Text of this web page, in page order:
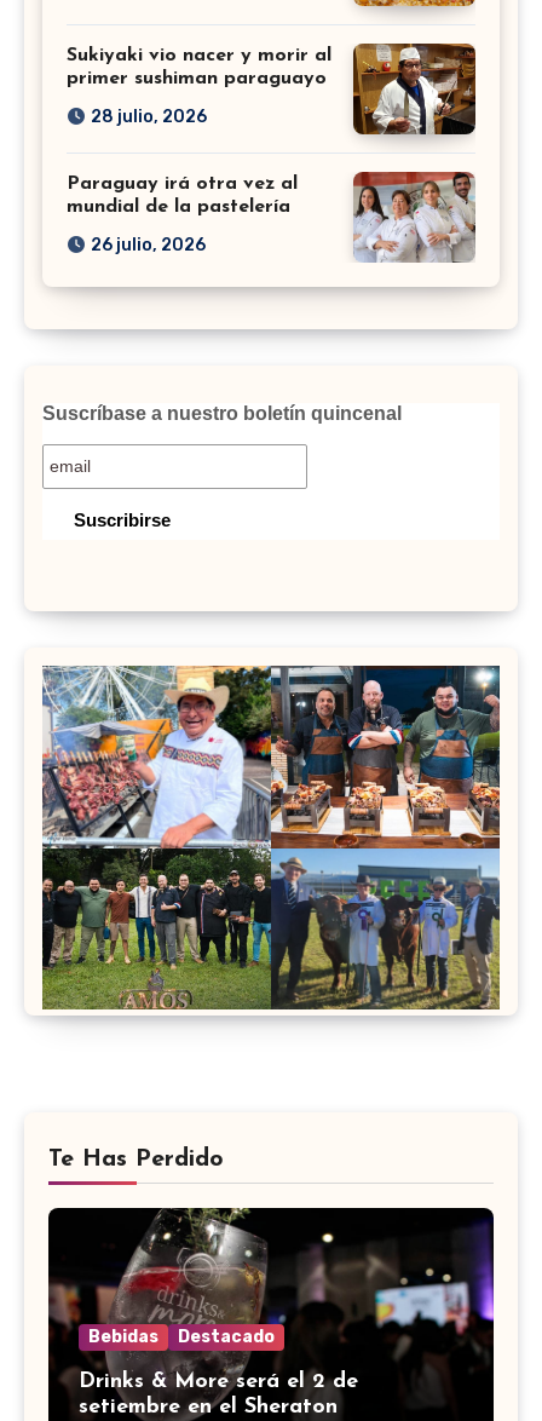
Sukiyaki vio nacer y morir al
primer sushiman paraguayo
28 julio, 2026
Paraguay irá otra vez al
mundial de la pastelería
26 julio, 2026
Suscríbase a nuestro boletín quincenal
Te Has Perdido
Bebidas Destacado
Drinks & More será el 2 de
setiembre en el Sheraton